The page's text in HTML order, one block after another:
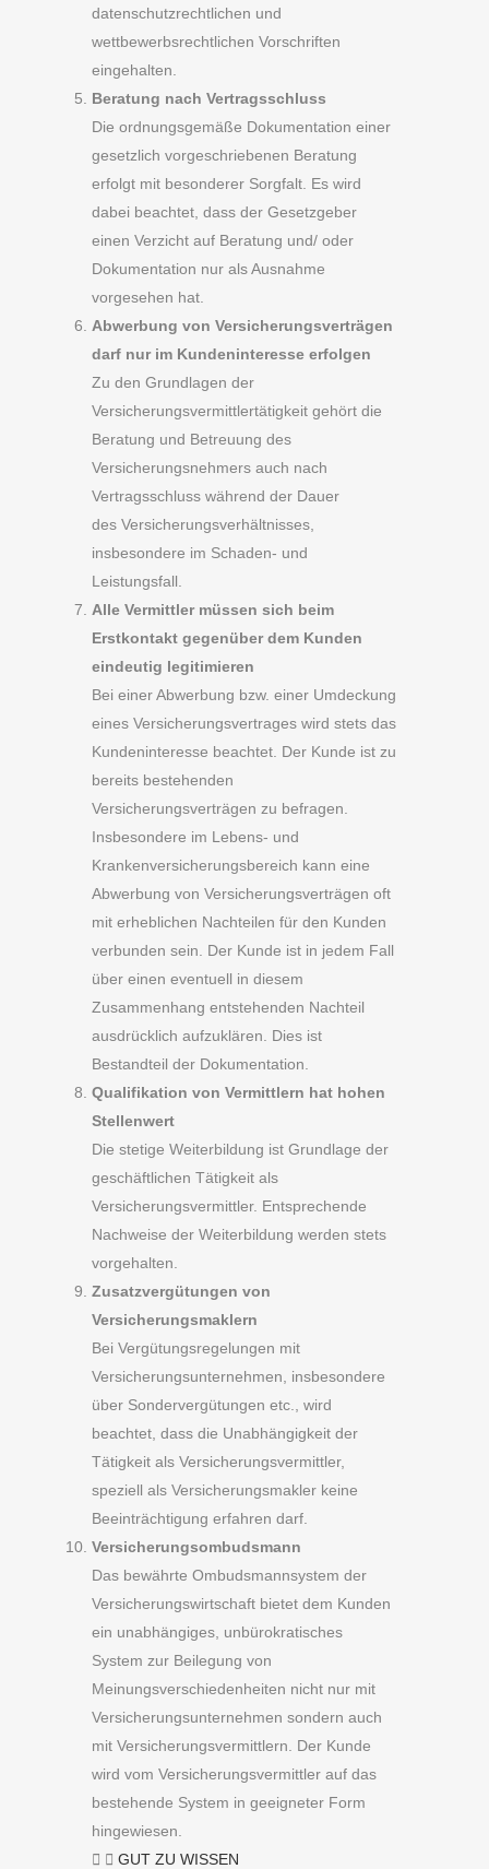
datenschutzrechtlichen und
wettbewerbsrechtlichen Vorschriften
eingehalten.
Beratung nach Vertragsschluss
Die ordnungsgemäße Dokumentation einer
gesetzlich vorgeschriebenen Beratung
erfolgt mit besonderer Sorgfalt. Es wird
dabei beachtet, dass der Gesetzgeber
einen Verzicht auf Beratung und/ oder
Dokumentation nur als Ausnahme
vorgesehen hat.
Abwerbung von Versicherungsverträgen
darf nur im Kundeninteresse erfolgen
Zu den Grundlagen der
Versicherungsvermittlertätigkeit gehört die
Beratung und Betreuung des
Versicherungsnehmers auch nach
Vertragsschluss während der Dauer
des Versicherungsverhältnisses,
insbesondere im Schaden- und
Leistungsfall.
Alle Vermittler müssen sich beim
Erstkontakt gegenüber dem Kunden
eindeutig legitimieren
Bei einer Abwerbung bzw. einer Umdeckung
eines Versicherungsvertrages wird stets das
Kundeninteresse beachtet. Der Kunde ist zu
bereits bestehenden
Versicherungsverträgen zu befragen.
Insbesondere im Lebens- und
Krankenversicherungsbereich kann eine
Abwerbung von Versicherungsverträgen oft
mit erheblichen Nachteilen für den Kunden
verbunden sein. Der Kunde ist in jedem Fall
über einen eventuell in diesem
Zusammenhang entstehenden Nachteil
ausdrücklich aufzuklären. Dies ist
Bestandteil der Dokumentation.
Qualifikation von Vermittlern hat hohen
Stellenwert
Die stetige Weiterbildung ist Grundlage der
geschäftlichen Tätigkeit als
Versicherungsvermittler. Entsprechende
Nachweise der Weiterbildung werden stets
vorgehalten.
Zusatzvergütungen von
Versicherungsmaklern
Bei Vergütungsregelungen mit
Versicherungsunternehmen, insbesondere
über Sondervergütungen etc., wird
beachtet, dass die Unabhängigkeit der
Tätigkeit als Versicherungsvermittler,
speziell als Versicherungsmakler keine
Beeinträchtigung erfahren darf.
Versicherungsombudsmann
Das bewährte Ombudsmannsystem der
Versicherungswirtschaft bietet dem Kunden
ein unabhängiges, unbürokratisches
System zur Beilegung von
Meinungsverschiedenheiten nicht nur mit
Versicherungsunternehmen sondern auch
mit Versicherungsvermittlern. Der Kunde
wird vom Versicherungsvermittler auf das
bestehende System in geeigneter Form
hingewiesen.
GUT ZU WISSEN